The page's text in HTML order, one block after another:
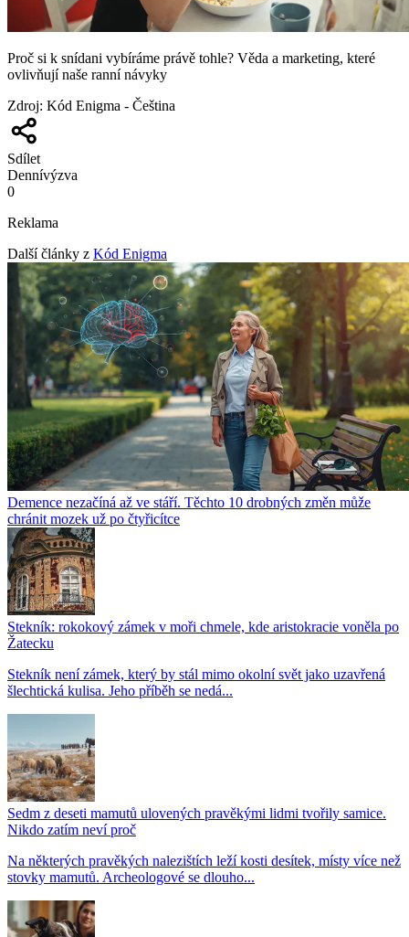
Proč si k snídani vybíráme právě tohle? Věda a marketing, které
ovlivňují naše ranní návyky
Zdroj: Kód Enigma - Čeština
Sdílet
Dennívýzva
0
Reklama
Další články z Kód Enigma
Demence nezačíná až ve stáří. Těchto 10 drobných změn může
chránit mozek už po čtyřicítce
Stekník: rokokový zámek v moři chmele, kde aristokracie voněla po
Žatecku
Stekník není zámek, který by stál mimo okolní svět jako uzavřená
šlechtická kulisa. Jeho příběh se nedá...
Sedm z deseti mamutů ulovených pravěkými lidmi tvořily samice.
Nikdo zatím neví proč
Na některých pravěkých nalezištích leží kosti desítek, místy více než
stovky mamutů. Archeologové se dlouho...